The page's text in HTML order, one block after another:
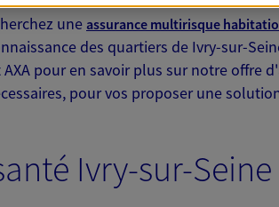
NOUS CONTACTER
WEB
une assurance multirisque
des quartiers de Ivry-sur-
pour en savoir plus sur notre offre
pour vos proposer une
Ivry-sur-Seine